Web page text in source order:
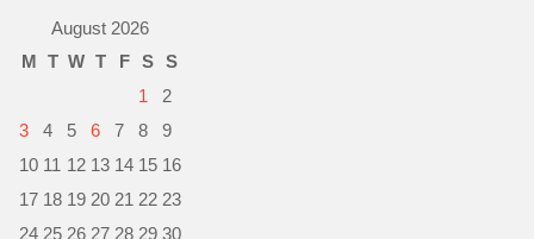
August 2026
M T W T F S
S
1
2
3
4 5 6 7 8
9
10 11 12 13 14 15 16
17 18 19 20 21 22 23
24 25 26 27 28 29 30